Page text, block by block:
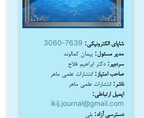
شاپای الکترونیکی: 3060-7639
مدیر مسئول: پیمان کمالوند
سردبیر: دکتر ابراهیم فلاح
صاحب امتیاز: انتشارات علمی ماهر
ناشر: انتشارات علمی ماهر
ایمیل ارتباطی:
ikij.journal@gmail.com
دسترسی آزاد: بلی